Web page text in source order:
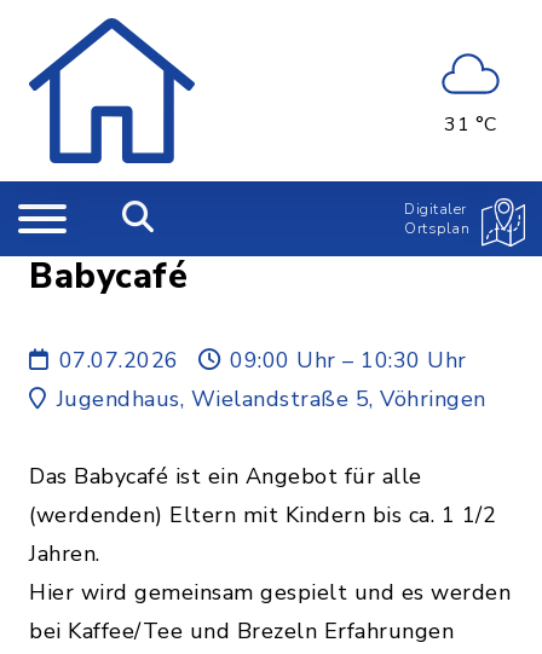
31 °C
Digitaler
Ortsplan
Babycafé
07.07.2026
09:00 Uhr – 10:30 Uhr
Jugendhaus, Wielandstraße 5, Vöhringen
Das Babycafé ist ein Angebot für alle
(werdenden) Eltern mit Kindern bis ca. 1 1/2
Jahren.
Hier wird gemeinsam gespielt und es werden
bei Kaffee/Tee und Brezeln Erfahrungen